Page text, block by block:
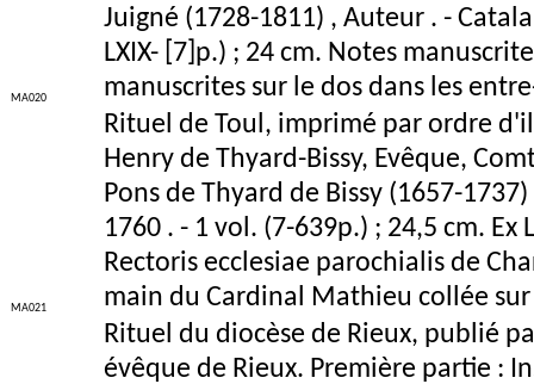
MA020
Juigné (1728-1811) , Auteur . -
LXIX- [7]p.) ; 24 cm. Notes
manuscrites sur le dos dans les
MA021
Rituel de Toul, imprimé par ordre
Henry de Thyard-Bissy, Evêque,
Pons de Thyard de Bissy (1657-
1760 . - 1 vol. (7-639p.) ; 24,5 cm.
Rectoris ecclesiae parochialis de
main du Cardinal Mathieu collée
Rituel du diocèse de Rieux, publié
évêque de Rieux. Première partie :